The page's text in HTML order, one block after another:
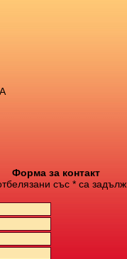
Форма за контакт
със * са